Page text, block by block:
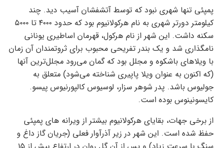
پمپئی تنها شهری نبود که توسط آتشفشان آسیب دید. چند
کیلومتر دورتر شهری به نام هرکولانیوم بود که حدود ۴۰۰۰ تا ۵۰۰۰
سکنه داشت. این شهر از نام هرکول، قهرمان اساطیری یونانی
نامگذاری شد و یک بندر تفریحی محبوب برای ثروتمندان آن زمان
با ویلاهای باشکوه و مجلل بود که گمان می‌رود مجلل‌ترین آنها
(که اکنون به عنوان ویلا پاپیری شناخته می‌شود) متعلق به
جولیوس باشد. پدر شوهر سزار، لوسیوس کالپورنیوس پیسو.
کایسونینوس بوده است.
از برخی جهات، بقایای هرکولانیوم بیشتر از ویرانه های پمپئی
حفظ شده است. این شهر در زیر آذرآوار فعلی (جریان گاز داغ و